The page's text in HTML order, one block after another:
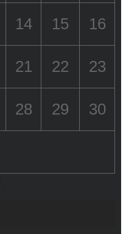
14 15 16
21 22 23
28 29 30